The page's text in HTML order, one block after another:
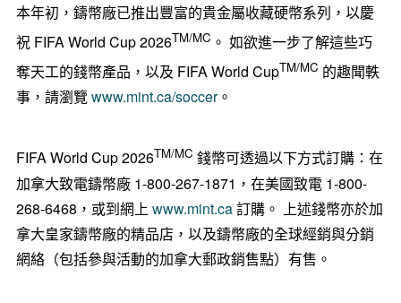
本年初，鑄幣廠已推出豐富的貴金屬收藏硬幣系列，以慶
祝 FIFA World Cup 2026TM/MC 。 如欲進一步了解這些巧
奪天工的錢幣產品，以及 FIFA World CupTM/MC 的趣聞軼
事，請瀏覽www.mint.ca/soccer。
FIFA World Cup 2026TM/MC 錢幣可透過以下方式訂購：在
加拿大致電鑄幣廠 1-800-267-1871，在美國致電 1-800-
268-6468，或到網上 www.mint.ca訂購。 上述錢幣亦於加
拿大皇家鑄幣廠的精品店，以及鑄幣廠的全球經銷與分銷
網絡（包括參與活動的加拿大郵政銷售點）有售。